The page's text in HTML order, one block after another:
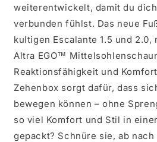
weiterentwickelt, damit du
verbunden fühlst. Das neue
kultigen Escalante 1.5 und 2.0,
Altra EGO™
Reaktionsfähigkeit und
Zehenbox sorgt dafür, dass
bewegen können – ohne
so viel Komfort und Stil in
gepackt? Schnüre sie, ab nach